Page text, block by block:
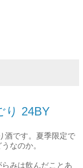
り 24BY
酒です。夏季限定で
なのか。
みは飲んだことあ